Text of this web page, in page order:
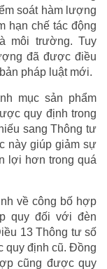
soát hàm lượng
hạn chế tác động
môi trường. Tuy
đã được điều
pháp luật mới.
mục sản phẩm
quy định trong
sang Thông tư
này giúp giảm sự
lợi hơn trong quá
về công bố hợp
quy đối với đèn
13 Thông tư số
quy định cũ. Đồng
cũng được quy